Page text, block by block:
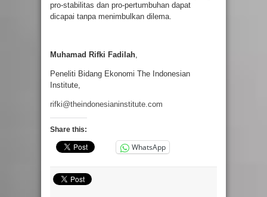
pro-stabilitas dan pro-pertumbuhan dapat
dicapai tanpa menimbulkan dilema.
Muhamad Rifki Fadilah,
Peneliti Bidang Ekonomi The Indonesian
Institute,
rifki@theindonesianinstitute.com
Share this:
WhatsApp